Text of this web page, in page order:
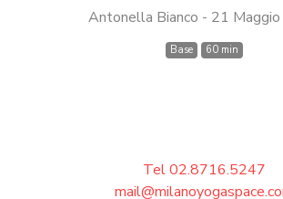
Antonella Bianco - 21
Base 60 min
Tel 02.8716.5247